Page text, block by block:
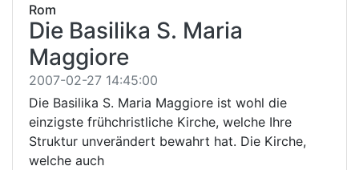
Rom
Die Basilika S. Maria
Maggiore
2007-02-27 14:45:00
Die Basilika S. Maria Maggiore ist wohl die
einzigste frühchristliche Kirche, welche Ihre
Struktur unverändert bewahrt hat. Die Kirche,
welche auch